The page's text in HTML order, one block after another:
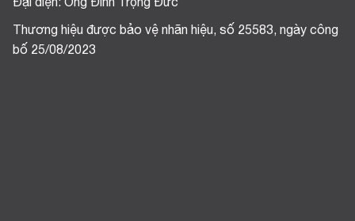
Đại diện: Ông Đinh Trọng Đức
Thương hiệu được bảo vệ nhãn hiệu, số 25583, ngày công
bố 25/08/2023